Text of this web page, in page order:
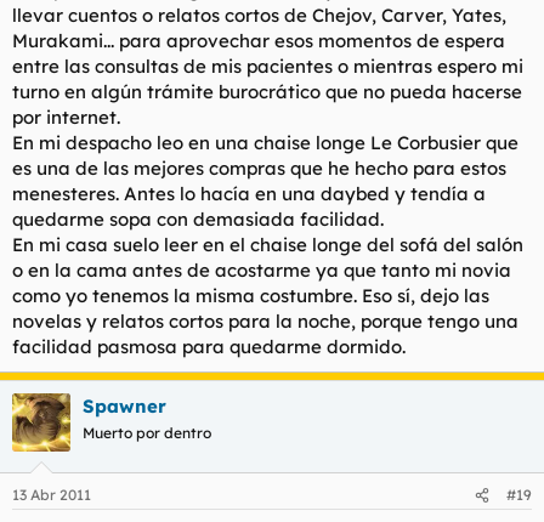
particular, olvidado, hasta que acabó en un rastrillo. O bien uno
que fue amado hasta la saciedad por alguien, pero que por
una razón u otra tuvo que ser abandonado, y fue a parar al
susodicho rastrillo. Sumergirse en los bajos fondos y
encontrarlos no tiene precio. Palpar sus crujientes hojas, oler su
delicado aroma a humedad y polvo, cuidarlos y amarlos con
delicadeza. Leerlos pasando las páginas con suavidad, por si
alguna hoja se saliera de su lugar. Acariciar su portada
anticuada y de diseño desfasado. Pensar en su pasado y
ponerse melancólico. Vertemos nuestras sensaciones en ellos
con más calma y respeto que con los vírgenes. Incluso nos
puede dar reparo dejarles marcas, máxime si ya sus anteriores
propietarios lo hicieron.
llevar cuentos o relatos cortos de Chejov, Carver, Yates,
Murakami... para aprovechar esos momentos de espera
entre las consultas de mis pacientes o mientras espero mi
turno en algún trámite burocrático que no pueda hacerse
por internet.
En mi despacho leo en una chaise longe Le Corbusier que
es una de las mejores compras que he hecho para estos
menesteres. Antes lo hacía en una daybed y tendía a
quedarme sopa con demasiada facilidad.
En mi casa suelo leer en el chaise longe del sofá del salón
o en la cama antes de acostarme ya que tanto mi novia
como yo tenemos la misma costumbre. Eso sí, dejo las
novelas y relatos cortos para la noche, porque tengo una
facilidad pasmosa para quedarme dormido.
Spawner
Muerto por dentro
13 Abr 2011 #19